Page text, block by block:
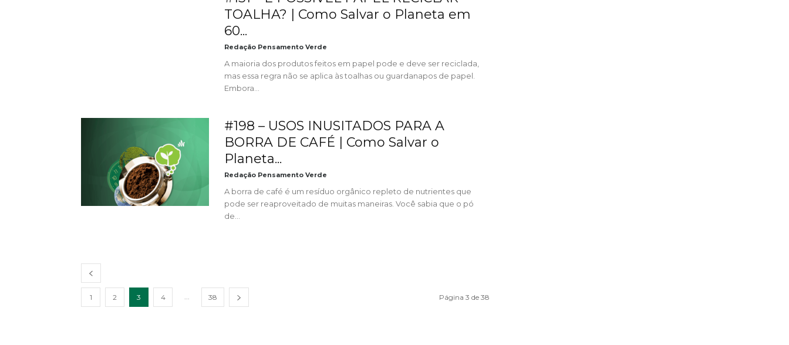
TOALHA? | Como Salvar o Planeta em
60...
Redação Pensamento Verde
A maioria dos produtos feitos em papel pode e deve ser reciclada,
mas essa regra não se aplica às toalhas ou guardanapos de papel.
Embora...
#198 – USOS INUSITADOS PARA A
BORRA DE CAFÉ | Como Salvar o
Planeta...
Redação Pensamento Verde
A borra de café é um resíduo orgânico repleto de nutrientes que
pode ser reaproveitado de muitas maneiras. Você sabia que o pó
de...
1 2 3 4 ... 38 Página 3 de 38